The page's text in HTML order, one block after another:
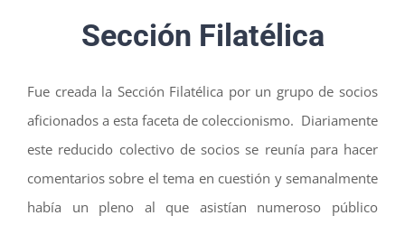
Sección Filatélica
Fue creada la Sección Filatélica por un grupo de socios
aficionados a esta faceta de coleccionismo. Diariamente
este reducido colectivo de socios se reunía para hacer
comentarios sobre el tema en cuestión y semanalmente
había un pleno al que asistían numeroso público